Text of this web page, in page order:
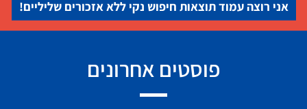
אני רוצה עמוד תוצאות חיפוש נקי ללא אזכורים שליליים!
פוסטים אחרונים